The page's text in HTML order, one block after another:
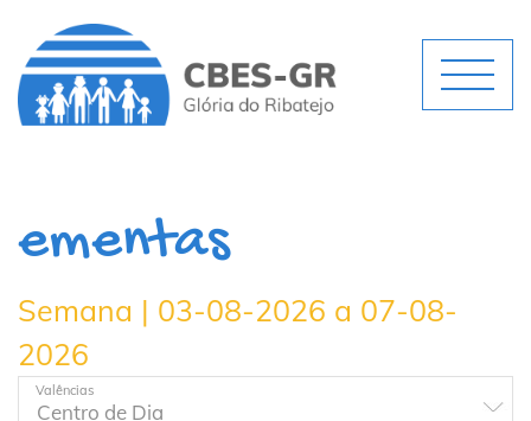
ementas
Semana | 03-08-2026 a 07-08-
2026
Valências